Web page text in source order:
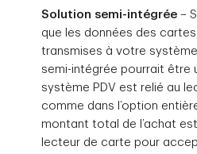
Solution semi-intégrée –
que les données des
transmises à votre système
semi-intégrée pourrait être
système PDV est relié au
comme dans l’option
montant total de l’achat
lecteur de carte pour